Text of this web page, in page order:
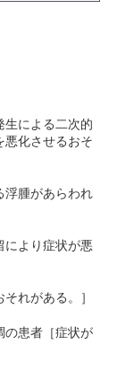
生による二次的
悪化させるおそ
浮腫があらわれ
により症状が悪
れがある。］
の患者［症状が